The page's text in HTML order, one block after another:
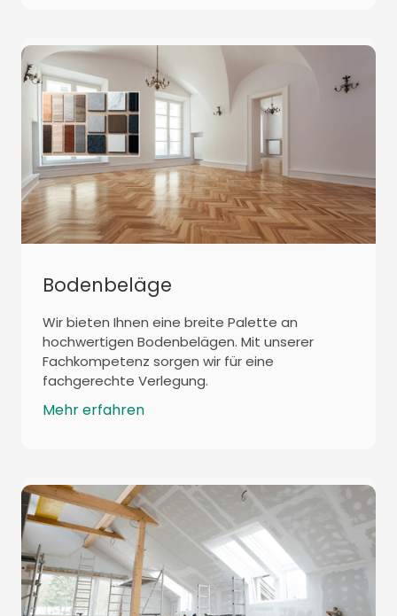
Bodenbeläge
Wir bieten Ihnen eine breite Palette an
hochwertigen Bodenbelägen. Mit unserer
Fachkompetenz sorgen wir für eine
fachgerechte Verlegung.
Mehr erfahren